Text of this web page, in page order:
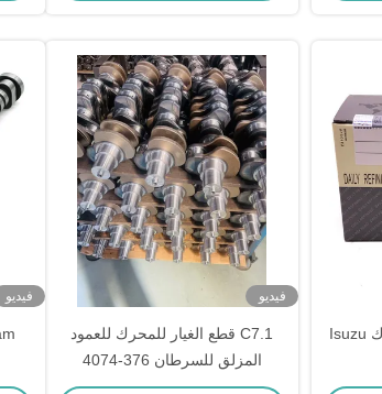
4JJ1 المكبس لأجزاء محرك Isuzu
فيديو
C7.1 قطع الغيار للمحرك للعمود
المزلق للسرطان 376-4074
فيديو